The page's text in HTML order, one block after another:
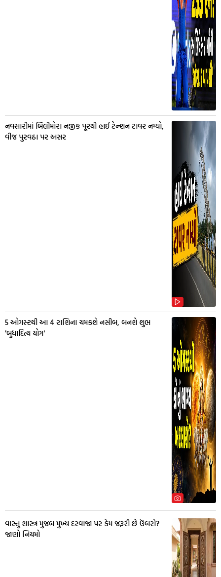
નવસારીમાં બિલીમોરા નજીક પૂરથી હાઈ ટેન્શન ટાવર નમ્યો,
વીજ પુરવઠા પર અસર
5 ઓગસ્ટથી આ 4 રાશિના ચમકશે નસીબ, બનશે શુભ
'બુધાદિત્ય યોગ'
વાસ્તુ શાસ્ત્ર મુજબ મુખ્ય દરવાજા પર કેમ જરૂરી છે ઉંબરો?
જાણો નિયમો